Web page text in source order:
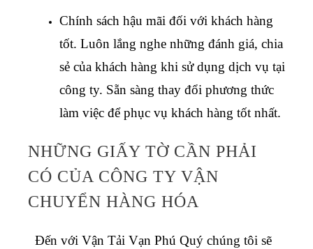
Chính sách hậu mãi đối với khách hàng
tốt. Luôn lắng nghe những đánh giá, chia
sẻ của khách hàng khi sử dụng dịch vụ tại
công ty. Sẵn sàng thay đổi phương thức
làm việc để phục vụ khách hàng tốt nhất.
NHỮNG GIẤY TỜ CẦN PHẢI
CÓ CỦA CÔNG TY VẬN
CHUYỂN HÀNG HÓA
Đến với Vận Tải Vạn Phú Quý chúng tôi sẽ